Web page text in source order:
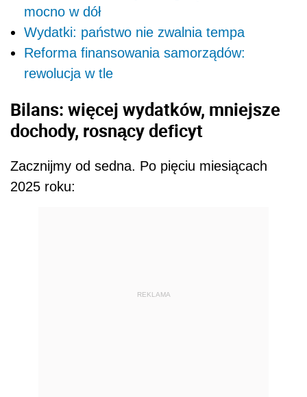
mocno w dół
Wydatki: państwo nie zwalnia tempa
Reforma finansowania samorządów:
rewolucja w tle
Bilans: więcej wydatków, mniejsze
dochody, rosnący deficyt
Zacznijmy od sedna. Po pięciu miesiącach
2025 roku:
REKLAMA